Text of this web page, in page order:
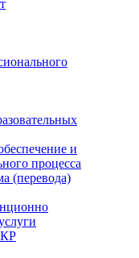
и
процесса
(перевода)